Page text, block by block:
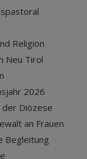
Religion
Neu Tirol
2026
der Diözese
an Frauen
Begleitung